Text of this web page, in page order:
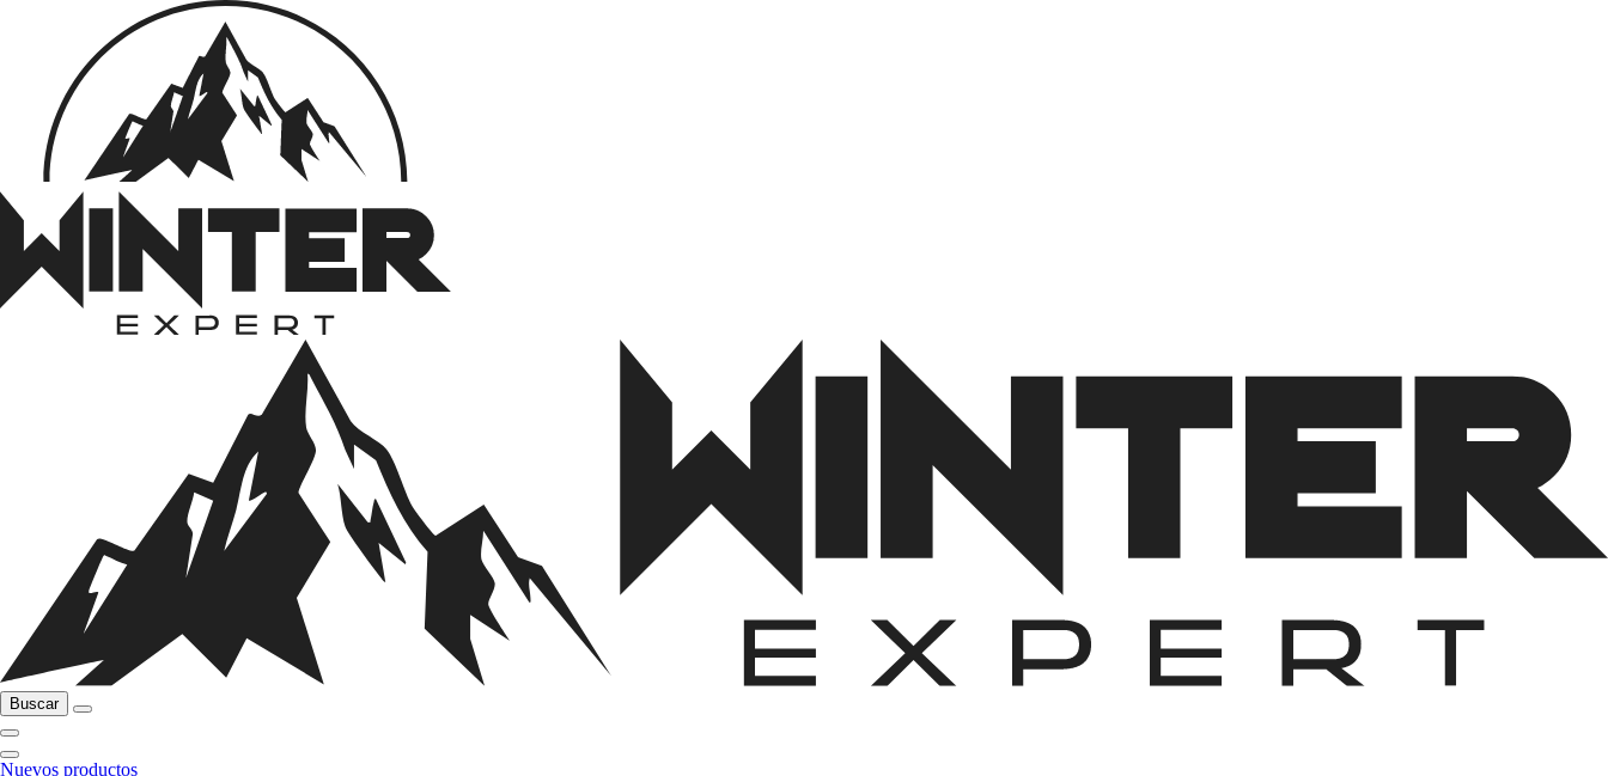
Buscar
Nuevos productos